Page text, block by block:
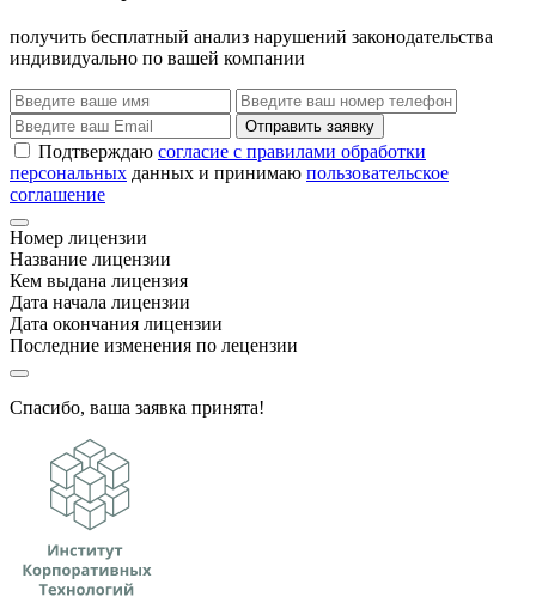
получить бесплатный анализ нарушений законодательства
индивидуально по вашей компании
Отправить заявку
Подтверждаю согласие с правилами обработки
персональных данных и принимаю пользовательское
соглашение
Номер лицензии
Название лицензии
Кем выдана лицензия
Дата начала лицензии
Дата окончания лицензии
Последние изменения по лецензии
Спасибо, ваша заявка принята!